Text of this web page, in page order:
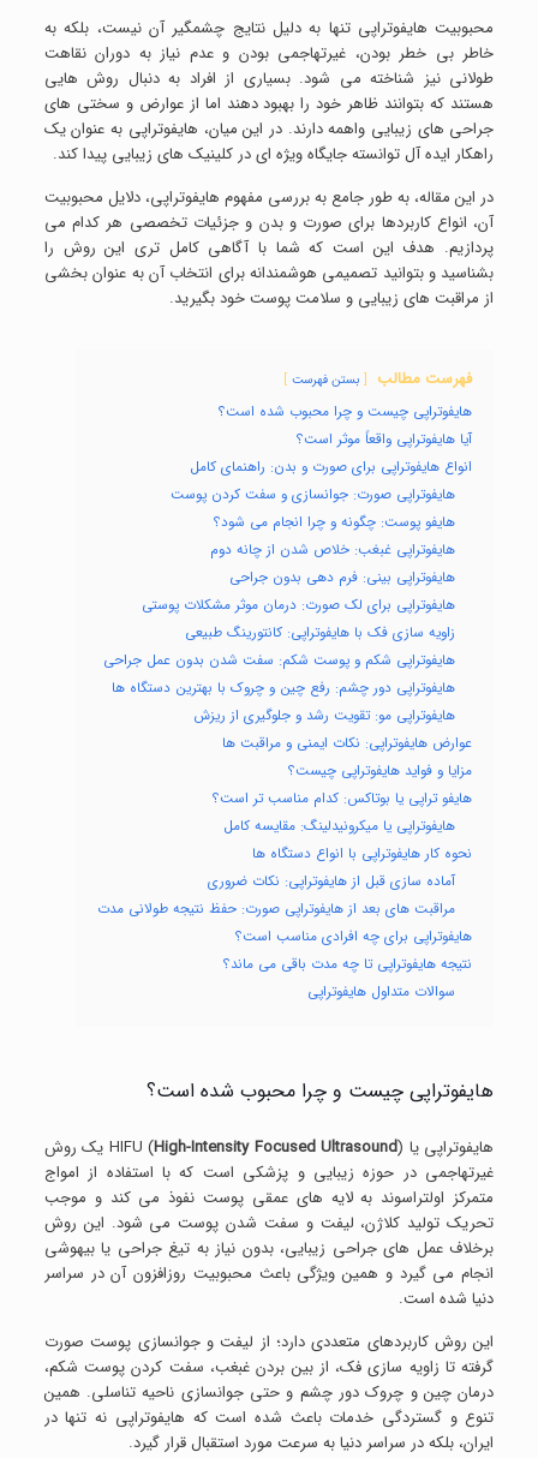
محبوبیت هایفوتراپی تنها به دلیل نتایج چشمگیر آن نیست، بلکه به
خاطر بی خطر بودن، غیرتهاجمی بودن و عدم نیاز به دوران نقاهت
طولانی نیز شناخته می شود. بسیاری از افراد به دنبال روش هایی
هستند که بتوانند ظاهر خود را بهبود دهند اما از عوارض و سختی های
جراحی های زیبایی واهمه دارند. در این میان، هایفوتراپی به عنوان یک
راهکار ایده آل توانسته جایگاه ویژه ای در کلینیک های زیبایی پیدا کند.
در این مقاله، به طور جامع به بررسی مفهوم هایفوتراپی، دلایل محبوبیت
آن، انواع کاربردها برای صورت و بدن و جزئیات تخصصی هر کدام می
پردازیم. هدف این است که شما با آگاهی کامل تری این روش را
بشناسید و بتوانید تصمیمی هوشمندانه برای انتخاب آن به عنوان بخشی
از مراقبت های زیبایی و سلامت پوست خود بگیرید.
فهرست مطالب بستن فهرست
هایفوتراپی چیست و چرا محبوب شده است؟
آیا هایفوتراپی واقعاً موثر است؟
انواع هایفوتراپی برای صورت و بدن: راهنمای کامل
هایفوتراپی صورت: جوانسازی و سفت کردن پوست
هایفو پوست: چگونه و چرا انجام می شود؟
هایفوتراپی غبغب: خلاص شدن از چانه دوم
هایفوتراپی بینی: فرم دهی بدون جراحی
هایفوتراپی برای لک صورت: درمان موثر مشکلات پوستی
زاویه سازی فک با هایفوتراپی: کانتورینگ طبیعی
هایفوتراپی شکم و پوست شکم: سفت شدن بدون عمل جراحی
هایفوتراپی دور چشم: رفع چین و چروک با بهترین دستگاه ها
هایفوتراپی مو: تقویت رشد و جلوگیری از ریزش
عوارض هایفوتراپی: نکات ایمنی و مراقبت ها
مزایا و فواید هایفوتراپی چیست؟
هایفو تراپی یا بوتاکس: کدام مناسب تر است؟
هایفوتراپی یا میکرونیدلینگ: مقایسه کامل
نحوه کار هایفوتراپی با انواع دستگاه ها
آماده سازی قبل از هایفوتراپی: نکات ضروری
مراقبت های بعد از هایفوتراپی صورت: حفظ نتیجه طولانی مدت
هایفوتراپی برای چه افرادی مناسب است؟
نتیجه هایفوتراپی تا چه مدت باقی می ماند؟
سوالات متداول هایفوتراپی
هایفوتراپی چیست و چرا محبوب شده است؟
هایفوتراپی یا HIFU ( High-Intensity Focused Ultrasound
) یک روش
غیرتهاجمی در حوزه زیبایی و پزشکی است که با استفاده از امواج
متمرکز اولتراسوند به لایه های عمقی پوست نفوذ می کند و موجب
تحریک تولید کلاژن، لیفت و سفت شدن پوست می شود. این روش
برخلاف عمل های جراحی زیبایی، بدون نیاز به تیغ جراحی یا بیهوشی
انجام می گیرد و همین ویژگی باعث محبوبیت روزافزون آن در سراسر
دنیا شده است.
این روش کاربردهای متعددی دارد؛ از لیفت و جوانسازی پوست صورت
گرفته تا زاویه سازی فک، از بین بردن غبغب، سفت کردن پوست شکم،
درمان چین و چروک دور چشم و حتی جوانسازی ناحیه تناسلی. همین
تنوع و گستردگی خدمات باعث شده است که هایفوتراپی نه تنها در
ایران، بلکه در سراسر دنیا به سرعت مورد استقبال قرار گیرد.